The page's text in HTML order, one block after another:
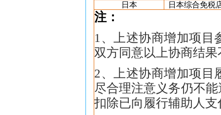
日本
日本综合免税
注：
1、上述协商增加项目
双方同意以上协商结
2、上述协商增加项目
尽合理注意义务仍不
扣除已向履行辅助人